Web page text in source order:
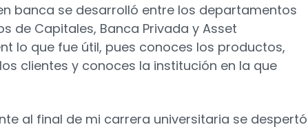
banca se desarrolló entre los departamentos
de Capitales, Banca Privada y Asset
lo que fue útil, pues conoces los productos,
clientes y conoces la institución en la que
al final de mi carrera universitaria se despertó